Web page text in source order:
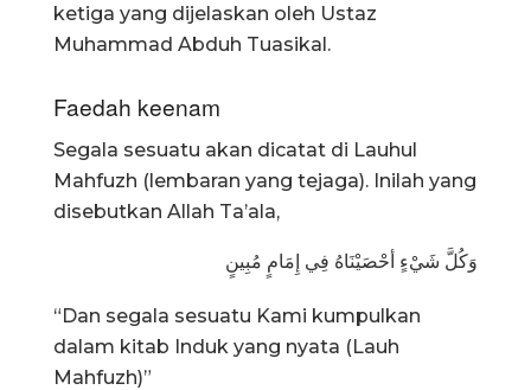
ketiga yang dijelaskan oleh Ustaz
Muhammad Abduh Tuasikal.
Faedah keenam
Segala sesuatu akan dicatat di Lauhul
Mahfuzh (lembaran yang tejaga). Inilah yang
disebutkan Allah Ta’ala,
وَكُلَّ شَيْءٍ أحْصَيْنَاهُ فِي إِمَامٍ مُبِينٍ
“Dan segala sesuatu Kami kumpulkan
dalam kitab Induk yang nyata (Lauh
Mahfuzh)”